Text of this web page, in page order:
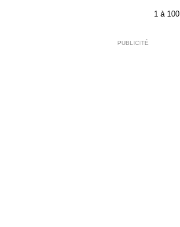
1 à 100
PUBLICITÉ